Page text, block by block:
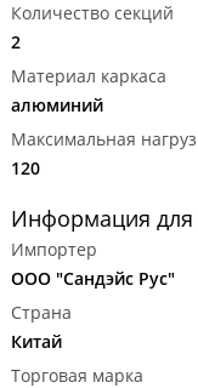
Количество секций
2
Материал каркаса
алюминий
Максимальная
120
Информация для
Импортер
ООО "Сандэйс Рус"
Страна
Китай
Торговая марка